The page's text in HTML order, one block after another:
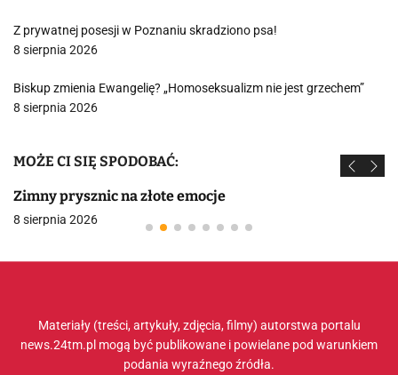
Z prywatnej posesji w Poznaniu skradziono psa!
8 sierpnia 2026
Biskup zmienia Ewangelię? „Homoseksualizm nie jest grzechem”
8 sierpnia 2026
MOŻE CI SIĘ SPODOBAĆ:
Zimny prysznic na złote emocje
8 sierpnia 2026
Materiały (treści, artykuły, zdjęcia, filmy) autorstwa portalu
news.24tm.pl mogą być publikowane i powielane pod warunkiem
podania wyraźnego źródła.